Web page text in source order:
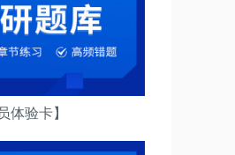
体验卡】